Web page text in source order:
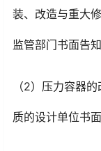
装、改造与重大
监管部门书面告知
（2）压力容器
质的设计单位书面